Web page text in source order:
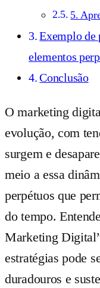
5.
Exemplo de
elementos
Conclusão
O marketing
evolução, com
surgem e
meio a essa
perpétuos que
do tempo.
Marketing
estratégias pode
duradouros e